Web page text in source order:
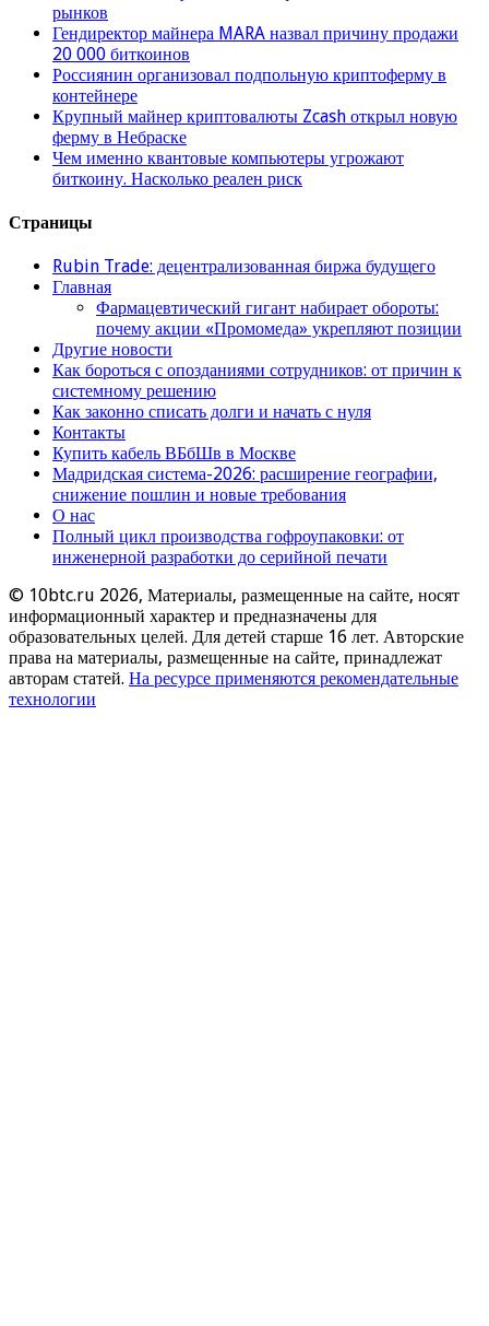
рынков
Гендиректор майнера MARA назвал причину продажи
20 000 биткоинов
Россиянин организовал подпольную криптоферму в
контейнере
Крупный майнер криптовалюты Zcash открыл новую
ферму в Небраске
Чем именно квантовые компьютеры угрожают
биткоину. Насколько реален риск
Страницы
Rubin Trade: децентрализованная биржа будущего
Главная
Фармацевтический гигант набирает обороты:
почему акции «Промомеда» укрепляют позиции
Другие новости
Как бороться с опозданиями сотрудников: от причин к
системному решению
Как законно списать долги и начать с нуля
Контакты
Купить кабель ВБбШв в Москве
Мадридская система-2026: расширение географии,
снижение пошлин и новые требования
О нас
Полный цикл производства гофроупаковки: от
инженерной разработки до серийной печати
© 10btc.ru 2026, Материалы, размещенные на сайте, носят
информационный характер и предназначены для
образовательных целей. Для детей старше 16 лет. Авторские
права на материалы, размещенные на сайте, принадлежат
авторам статей. На ресурсе применяются рекомендательные
технологии